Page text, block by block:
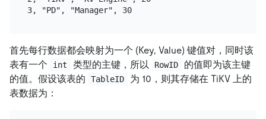
3, "PD", "Manager", 30
首先每行数据都会映射为一个 (Key, Value) 键值对，同时该
表有一个
int 类型的主键，所以 RowID
的值即为该主键
的值。假设该表的
TableID
为 10，则其存储在 TiKV 上的
表数据为：